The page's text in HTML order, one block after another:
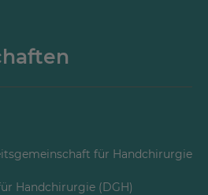
(2006)
eines Doktors der Medizin
für Handchirurgie
Handchirurgie (DGH)